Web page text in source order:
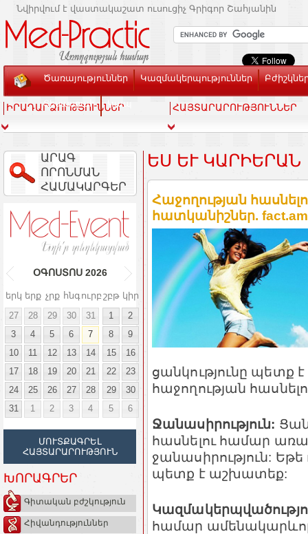
Նվիրվում է վաստակաշատ ուսուցիչ Գրիգոր Շահյանին
Ծառայություններ Կազմակերպություններ
Տեսասրահ Կապ
ԻՐԱԴԱՐՁՈՒԹՅՈՒՆՆԵՐ ՀԱՅՏԱՐԱՐՈՒԹՅՈՒՆՆԵՐ
ԱՐԱԳ
ՈՐՈՆՄԱՆ
ՀԱՄԱԿԱՐԳԵՐ
ՕԳՈՍՏՈՍ 2026
երկ երք չրք հնգուրբ շբթ կիր
27
28 29 30 31 1
2
3
4 5 6 7 8
9
10
11 12 13 14 15
16
17
18 19 20 21 22
23
24
25 26 27 28 29
30
31
1 2 3 4 5 6
ՄՈՒՏՔԱԳՐԵԼ
ՀԱՅՏԱՐԱՐՈՒԹՅՈՒՆ
ԽՈՐԱԳՐԵՐ
Գիտական բժշկություն
Հիվանդություններ
ԵՍ ԵՒ ԿԱՐԻԵՐԱՆ
Հաջողության
հատկանիշներ. fact.am
ցանկությունը պետք է
հաջողության
Ջանասիրություն:
հասնելու համար
ջանասիրություն:
պետք է աշխատեք:
համար